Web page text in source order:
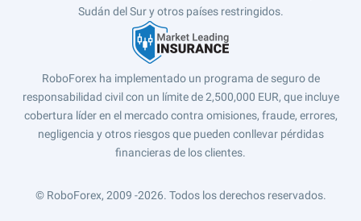
Sudán del Sur y otros países restringidos.
RoboForex ha implementado un programa de seguro de
responsabilidad civil con un límite de 2,500,000 EUR, que incluye
cobertura líder en el mercado contra omisiones, fraude, errores,
negligencia y otros riesgos que pueden conllevar pérdidas
financieras de los clientes.
© RoboForex, 2009 -2026. Todos los derechos reservados.